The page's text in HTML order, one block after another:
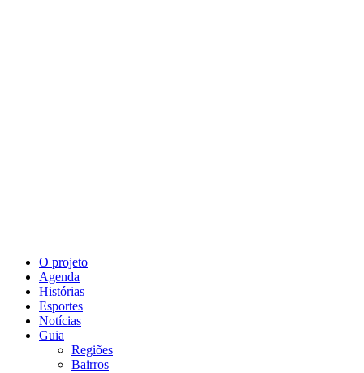
O projeto
Agenda
Histórias
Esportes
Notícias
Guia
Regiões
Bairros